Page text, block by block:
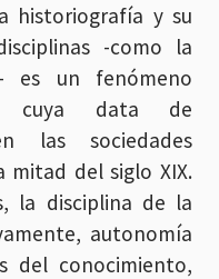
historiografía y su
-como la
es un fenómeno
cuya data de
las sociedades
mitad del siglo XIX.
la disciplina de la
autonomía
del conocimiento,